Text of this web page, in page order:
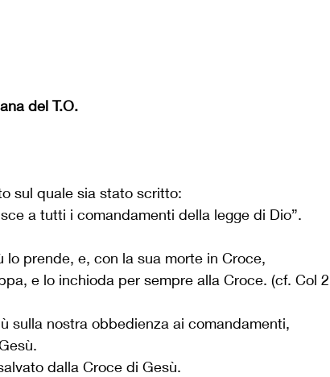
del T.O.
sul quale sia stato scritto:
a tutti i comandamenti della legge di Dio”.
lo prende, e, con la sua morte in Croce,
e lo inchioda per sempre alla Croce. (cf. Col
sulla nostra obbedienza ai comandamenti,
dalla Croce di Gesù.